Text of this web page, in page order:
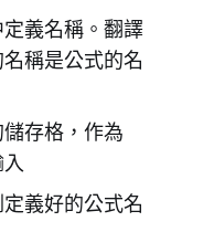
義名稱。翻譯
稱是公式的名
存格，作為
義好的公式名